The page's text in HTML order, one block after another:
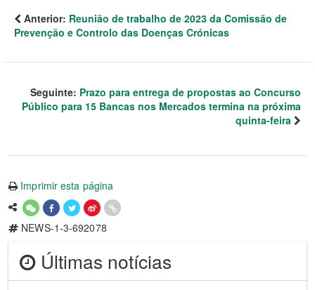
Anterior: Reunião de trabalho de 2023 da Comissão de
Prevenção e Controlo das Doenças Crónicas
Seguinte: Prazo para entrega de propostas ao Concurso
Público para 15 Bancas nos Mercados termina na próxima
quinta-feira
Imprimir esta página
NEWS-1-3-692078
Últimas notícias